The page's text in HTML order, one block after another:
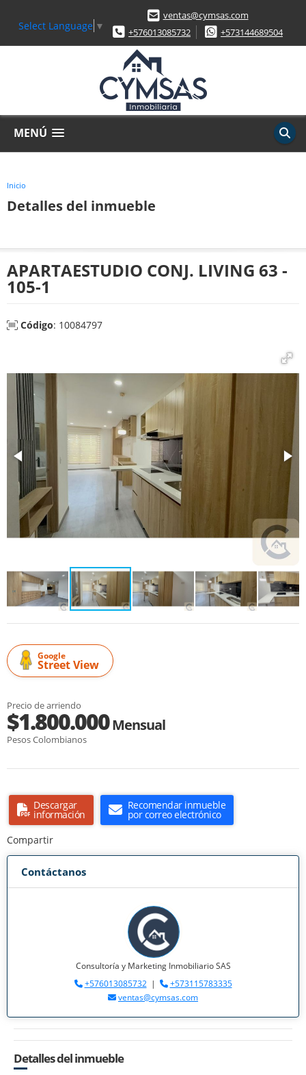
Select Language ▼
ventas@cymsas.com
+576013085732
+573144689504
MENÚ
Inicio
Detalles del inmueble
APARTAESTUDIO CONJ. LIVING 63 -
105-1
Código: 10084797
Google
Street View
Precio de arriendo
$1.800.000Mensual
Pesos Colombianos
Descargar
información
Recomendar inmueble
por correo electrónico
Compartir
Contáctanos
Consultoría y Marketing Inmobiliario SAS
+576013085732|
+573115783335
ventas@cymsas.com
Detalles del inmueble